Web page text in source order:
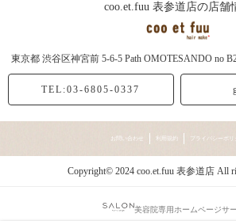
coo.et.fuu 表参道店の店舗
東京都 渋谷区神宮前 5-6-5 Path OMOTESANDO no
TEL:03-6805-0337
お問い合わせ 利用規約 プライバシーポリ
Copyright© 2024 coo.et.fuu 表参道店 All
美容院専用ホームページサ